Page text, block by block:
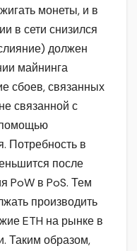
монеты, и в
в сети снизился
должен
майнинга
сбоев, связанных
связанной с
Потребность в
после
PoW в PoS. Тем
производить
ETH на рынке в
Таким образом,